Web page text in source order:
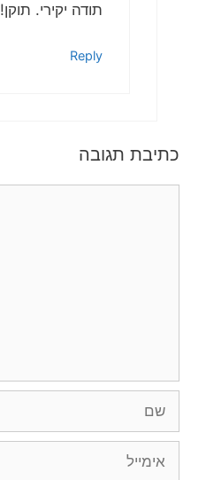
תודה יקירי. תוקן!
Reply
כתיבת תגובה